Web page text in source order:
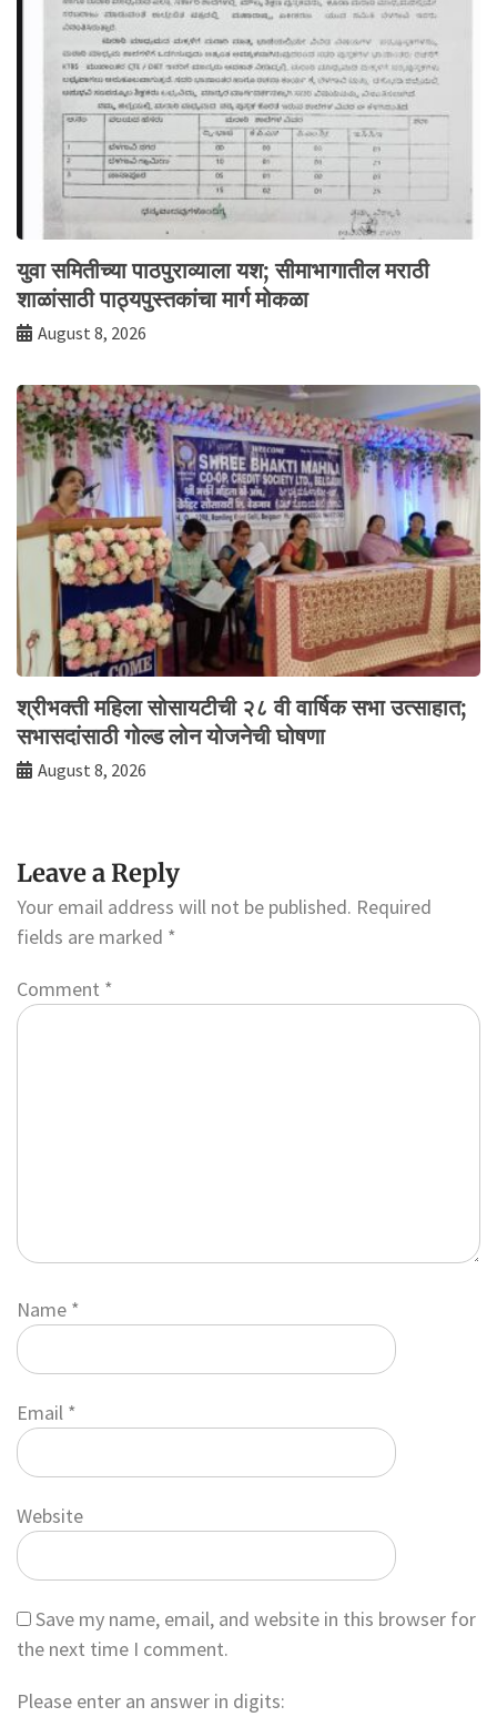
युवा समितीच्या पाठपुराव्याला यश; सीमाभागातील मराठी
शाळांसाठी पाठ्यपुस्तकांचा मार्ग मोकळा
August 8, 2026
श्रीभक्ती महिला सोसायटीची २८ वी वार्षिक सभा उत्साहात;
सभासदांसाठी गोल्ड लोन योजनेची घोषणा
August 8, 2026
Leave a Reply
Your email address will not be published. Required
fields are marked *
Comment *
Name *
Email *
Website
Save my name, email, and website in this browser for
the next time I comment.
Please enter an answer in digits: